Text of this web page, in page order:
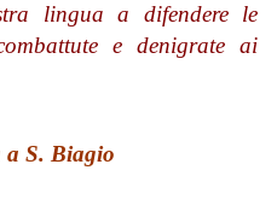
lingua a difendere le
e denigrate ai
S. Biagio